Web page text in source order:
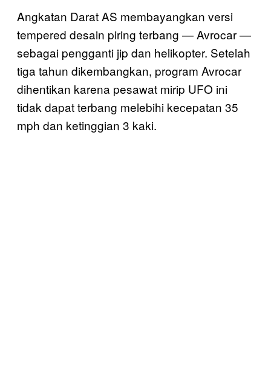
Angkatan Darat AS membayangkan versi
tempered desain piring terbang — Avrocar —
sebagai pengganti jip dan helikopter. Setelah
tiga tahun dikembangkan, program Avrocar
dihentikan karena pesawat mirip UFO ini
tidak dapat terbang melebihi kecepatan 35
mph dan ketinggian 3 kaki.